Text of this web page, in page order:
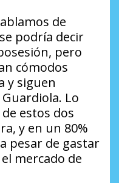
de
podría decir
pero
cómodos
y siguen
Lo
estos dos
y en un 80%
pesar de gastar
mercado de